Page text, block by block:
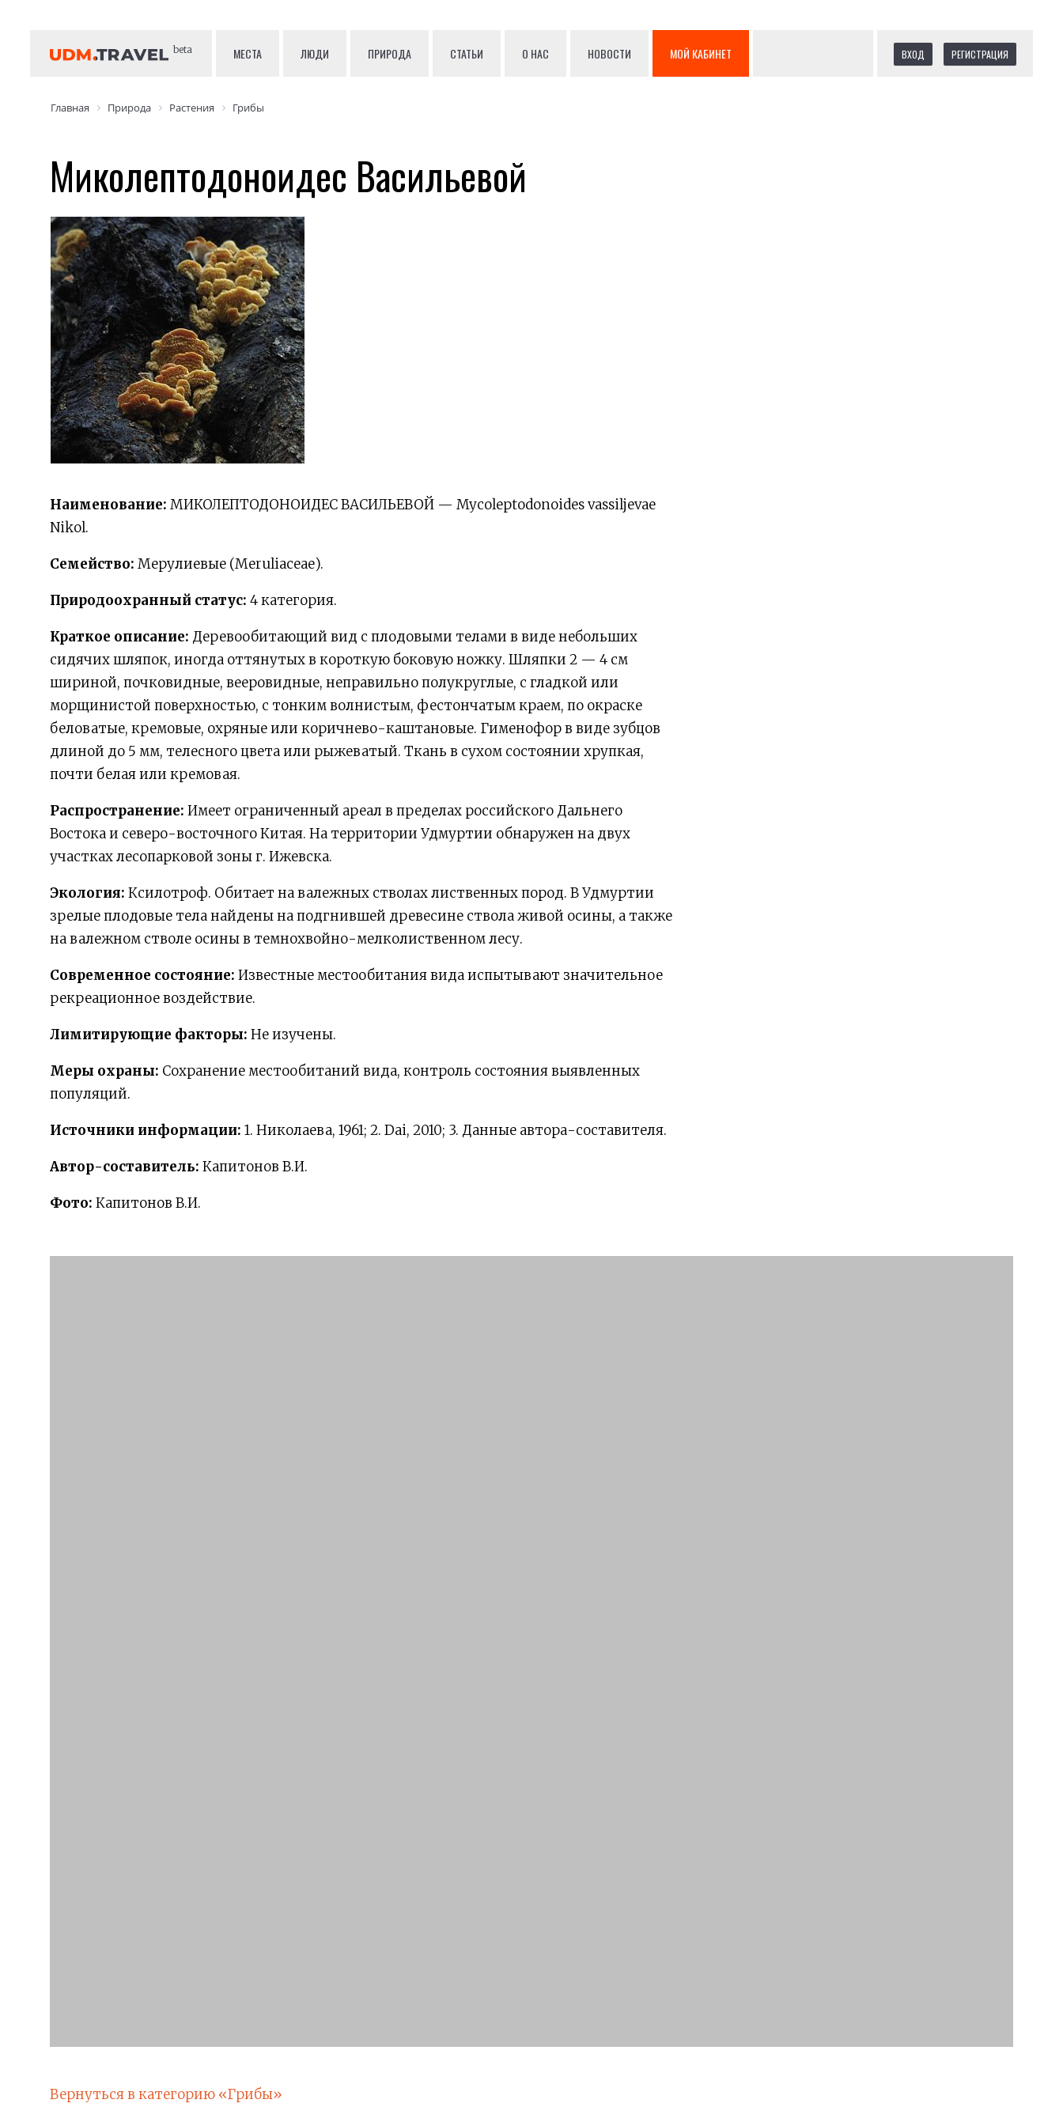
beta МЕСТА ЛЮДИ ПРИРОДА СТАТЬИ О НАС НОВОСТИ МОЙ КАБИНЕТ ВХОД РЕГИСТРАЦИЯ
Главная Природа Растения Грибы
Миколептодоноидес Васильевой
Наименование: МИКОЛЕПТОДОНОИДЕС ВАСИЛЬЕВОЙ — Mycoleptodonoides vassiljevae
Nikol.
Семейство: Мерулиевые (Meruliaceae).
Природоохранный статус: 4 категория.
Краткое описание: Деревообитающий вид с плодовыми телами в виде небольших
сидячих шляпок, иногда оттянутых в короткую боковую ножку. Шляпки 2 — 4 см
шириной, почковидные, вееровидные, неправильно полукруглые, с гладкой или
морщинистой поверхностью, с тонким волнистым, фестончатым краем, по окраске
беловатые, кремовые, охряные или коричнево-каштановые. Гименофор в виде зубцов
длиной до 5 мм, телесного цвета или рыжеватый. Ткань в сухом состоянии хрупкая,
почти белая или кремовая.
Распространение: Имеет ограниченный ареал в пределах российского Дальнего
Востока и северо-восточного Китая. На территории Удмуртии обнаружен на двух
участках лесопарковой зоны г. Ижевска.
Экология: Ксилотроф. Обитает на валежных стволах лиственных пород. В Удмуртии
зрелые плодовые тела найдены на подгнившей древесине ствола живой осины, а также
на валежном стволе осины в темнохвойно-мелколиственном лесу.
Современное состояние: Известные местообитания вида испытывают значительное
рекреационное воздействие.
Лимитирующие факторы: Не изучены.
Меры охраны: Сохранение местообитаний вида, контроль состояния выявленных
популяций.
Источники информации: 1. Николаева, 1961; 2. Dai, 2010; 3. Данные автора-составителя.
Автор-составитель: Капитонов В.И.
Фото: Капитонов В.И.
Вернуться в категорию «Грибы»